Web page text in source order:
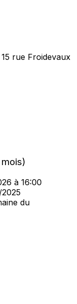
rue Froidevaux
à 16:00
du